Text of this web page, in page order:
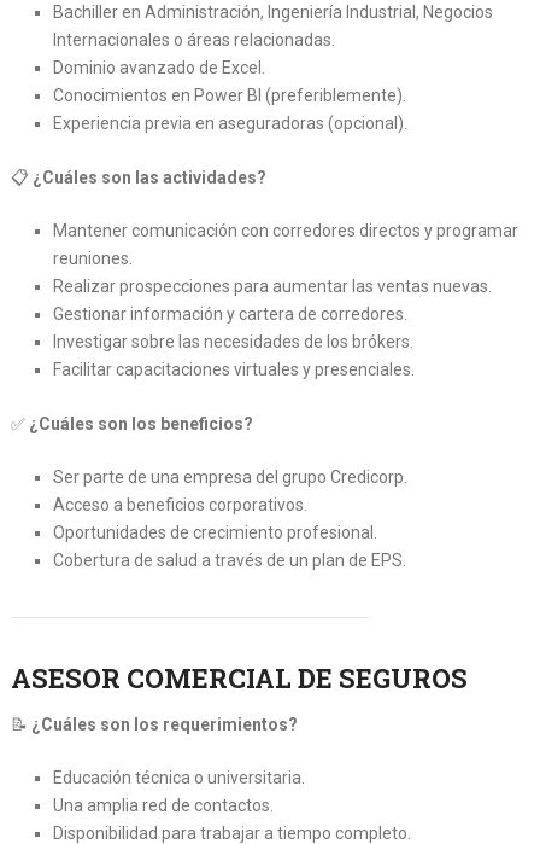
Bachiller en Administración, Ingeniería Industrial, Negocios
Internacionales o áreas relacionadas.
Dominio avanzado de Excel.
Conocimientos en Power BI (preferiblemente).
Experiencia previa en aseguradoras (opcional).
📋 ¿Cuáles son las actividades?
Mantener comunicación con corredores directos y programar
reuniones.
Realizar prospecciones para aumentar las ventas nuevas.
Gestionar información y cartera de corredores.
Investigar sobre las necesidades de los brókers.
Facilitar capacitaciones virtuales y presenciales.
✅ ¿Cuáles son los beneficios?
Ser parte de una empresa del grupo Credicorp.
Acceso a beneficios corporativos.
Oportunidades de crecimiento profesional.
Cobertura de salud a través de un plan de EPS.
ASESOR COMERCIAL DE SEGUROS
📝 ¿Cuáles son los requerimientos?
Educación técnica o universitaria.
Una amplia red de contactos.
Disponibilidad para trabajar a tiempo completo.